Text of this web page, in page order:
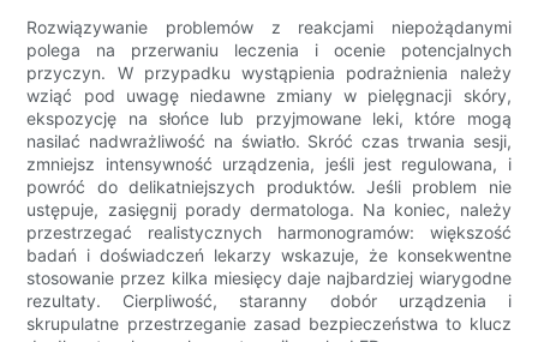
Rozwiązywanie problemów z reakcjami niepożądanymi
polega na przerwaniu leczenia i ocenie potencjalnych
przyczyn. W przypadku wystąpienia podrażnienia należy
wziąć pod uwagę niedawne zmiany w pielęgnacji skóry,
ekspozycję na słońce lub przyjmowane leki, które mogą
nasilać nadwrażliwość na światło. Skróć czas trwania sesji,
zmniejsz intensywność urządzenia, jeśli jest regulowana, i
powróć do delikatniejszych produktów. Jeśli problem nie
ustępuje, zasięgnij porady dermatologa. Na koniec, należy
przestrzegać realistycznych harmonogramów: większość
badań i doświadczeń lekarzy wskazuje, że konsekwentne
stosowanie przez kilka miesięcy daje najbardziej wiarygodne
rezultaty. Cierpliwość, staranny dobór urządzenia i
skrupulatne przestrzeganie zasad bezpieczeństwa to klucz